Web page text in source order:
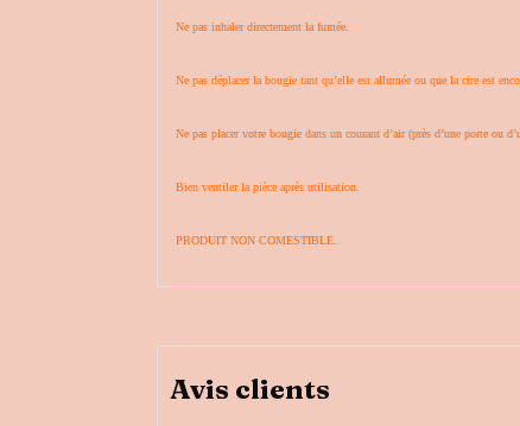
Ne pas inhaler directement la fumée.
Ne pas déplacer la bougie tant qu’elle est allumée ou que la cire est
Ne pas placer votre bougie dans un courant d’air (près d’une porte ou
Bien ventiler la pièce après utilisation.
PRODUIT NON COMESTIBLE.
Avis clients